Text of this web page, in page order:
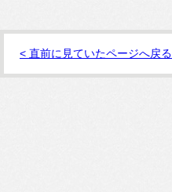
< 直前に見ていたページへ戻る